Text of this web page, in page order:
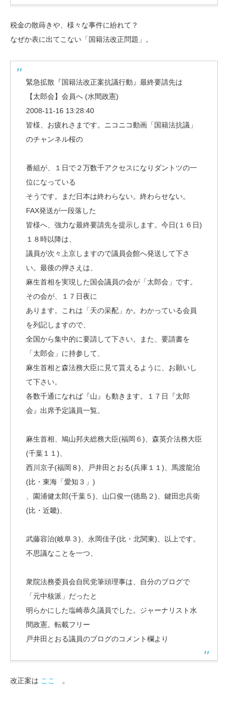
税金の散蒔きや、様々な事件に紛れて？
なぜか表に出てこない「国籍法改正問題」。
緊急拡散『国籍法改正案抗議行動』最終要請先は
【太郎会】会員へ (水間政憲)
2008-11-16 13:28:40
皆様、お疲れさまです。ニコニコ動画「国籍法抗議」
のチャンネル桜の
番組が、１日で２万数千アクセスになりダントツの一
位になっている
そうです。まだ日本は終わらない。終わらせない。
FAX発送が一段落した
皆様へ、強力な最終要請先を提示します。今日(１６日)
１８時以降は、
議員が次々上京しますので議員会館へ発送して下さ
い。最後の押さえは、
麻生首相を実現した国会議員の会が「太郎会」です。
その会が、１７日夜に
あります。これは「天の采配」か。わかっている会員
を列記しますので、
全国から集中的に要請して下さい。また、要請書を
「太郎会」に持参して、
麻生首相と森法務大臣に見て貰えるように、お願いし
て下さい。
各数千通になれば『山』も動きます。１７日『太郎
会』出席予定議員一覧。
麻生首相、鳩山邦夫総務大臣(福岡６)、森英介法務大臣
(千葉１１)、
西川京子(福岡８)、戸井田とおる(兵庫１１)、馬渡龍治
(比・東海「愛知３」)
、園浦健太郎(千葉５)、山口俊一(徳島２)、鍵田忠兵衛
(比・近畿)、
武藤容治(岐阜３)、永岡佳子(比・北関東)、以上です。
不思議なことを一つ、
衆院法務委員会自民党筆頭理事は、自分のブログで
「元中核派」だったと
明らかにした塩崎恭久議員でした。ジャーナリスト水
間政憲。転載フリー
戸井田とおる議員のブログのコメント欄より
改正案は ここ 。